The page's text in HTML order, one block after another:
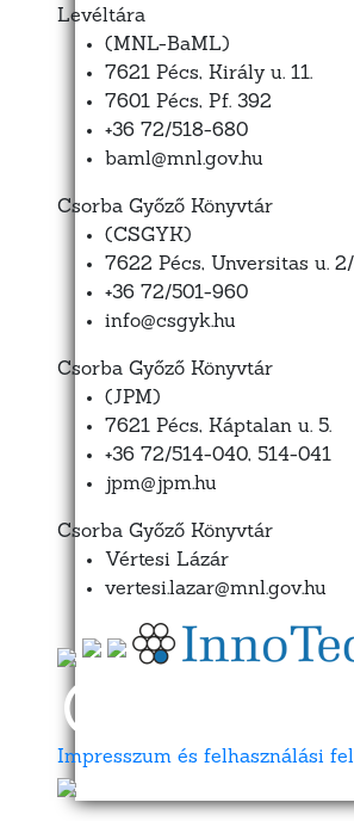
Levéltára
(MNL-BaML)
7621 Pécs, Király u. 11.
7601 Pécs, Pf. 392
+36 72/518-680
baml@mnl.gov.hu
Csorba Győző Könyvtár
(CSGYK)
7622 Pécs, Unversitas u.
+36 72/501-960
info@csgyk.hu
Csorba Győző Könyvtár
(JPM)
7621 Pécs, Káptalan u. 5.
+36 72/514-040, 514-041
jpm@jpm.hu
Csorba Győző Könyvtár
Vértesi Lázár
vertesi.lazar@mnl.gov.hu
Impresszum és felhasználási